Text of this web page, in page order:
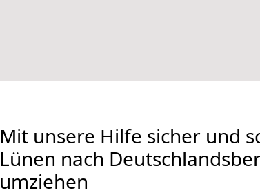
Mit unsere Hilfe sicher und
Lünen nach
umziehen